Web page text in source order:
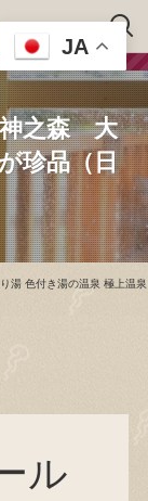
神之森 大
珍品（日
湯 色付き湯の温泉 極上温
ル
JA